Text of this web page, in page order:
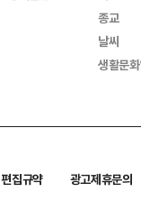
종교
날씨
생활문
편집규약
광고제휴문의